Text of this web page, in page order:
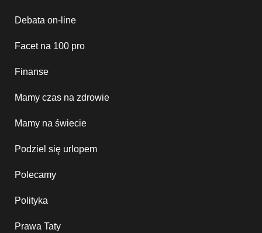
Debata on-line
Facet na 100 pro
Finanse
Mamy czas na zdrowie
Mamy na świecie
Podziel się urlopem
Polecamy
Polityka
Prawa Taty